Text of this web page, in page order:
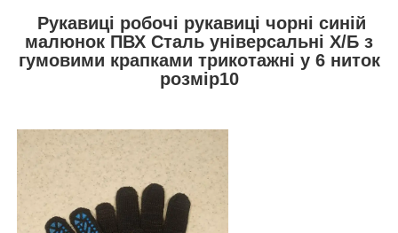
Рукавиці робочі рукавиці чорні синій
малюнок ПВХ Сталь універсальні X/Б з
гумовими крапками трикотажні у 6 ниток
розмір10